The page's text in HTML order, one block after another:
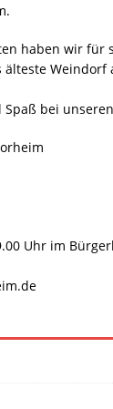
haben wir für
Weindorf
bei
Uhr im